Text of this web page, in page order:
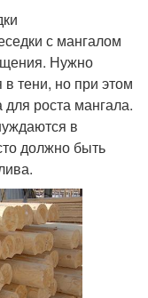
с мангалом
Нужно
в тени, но при этом
для роста мангала.
в
должно быть